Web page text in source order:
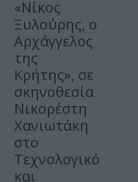
«Νίκος
Ξυλούρης, ο
Αρχάγγελος
της
Κρήτης», σε
σκηνοθεσία
Νικορέστη
Χανιωτάκη
στο
Τεχνολογικό
και